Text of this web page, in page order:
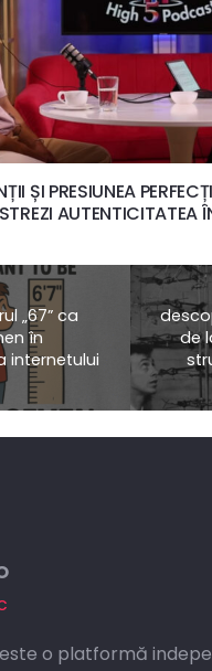
ȘI PRESIUNEA
AUTENTICITATEA
„67” ca
în
internetului
de
o platformă